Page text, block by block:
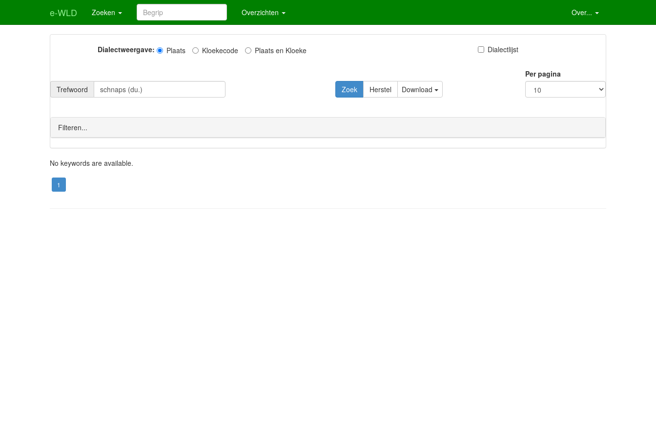
e-WLD Zoeken Overzichten Over...
Dialectweergave: Plaats Kloekecode Plaats en Kloeke Dialectlijst
Trefwoord Download
Per pagina
Filteren...
No keywords are available.
1